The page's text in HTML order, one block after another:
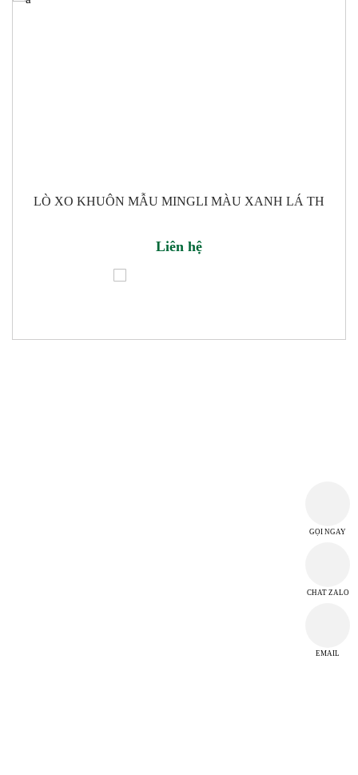
LÒ XO KHUÔN MẪU MINGLI MÀU XANH LÁ TH
Liên hệ
GỌI NGAY
CHAT ZALO
EMAIL